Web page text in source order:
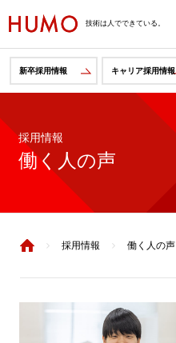
技術は人でできている。
新卒採用情報 キャリア採用情報
採用情報
働く人の声
採用情報 働く人の声